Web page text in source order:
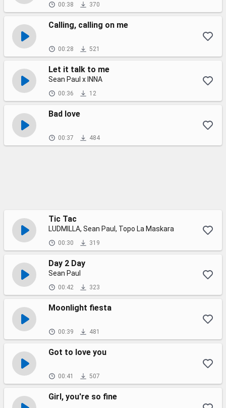
00:38 370
Calling, calling on me
00:28 521
Let it talk to me
Sean Paul x INNA
00:36 12
Bad love
00:37 484
Tic Tac
LUDMILLA, Sean Paul, Topo La Maskara
00:30 319
Day 2 Day
Sean Paul
00:42 323
Moonlight fiesta
00:39 481
Got to love you
00:41 507
Girl, you're so fine